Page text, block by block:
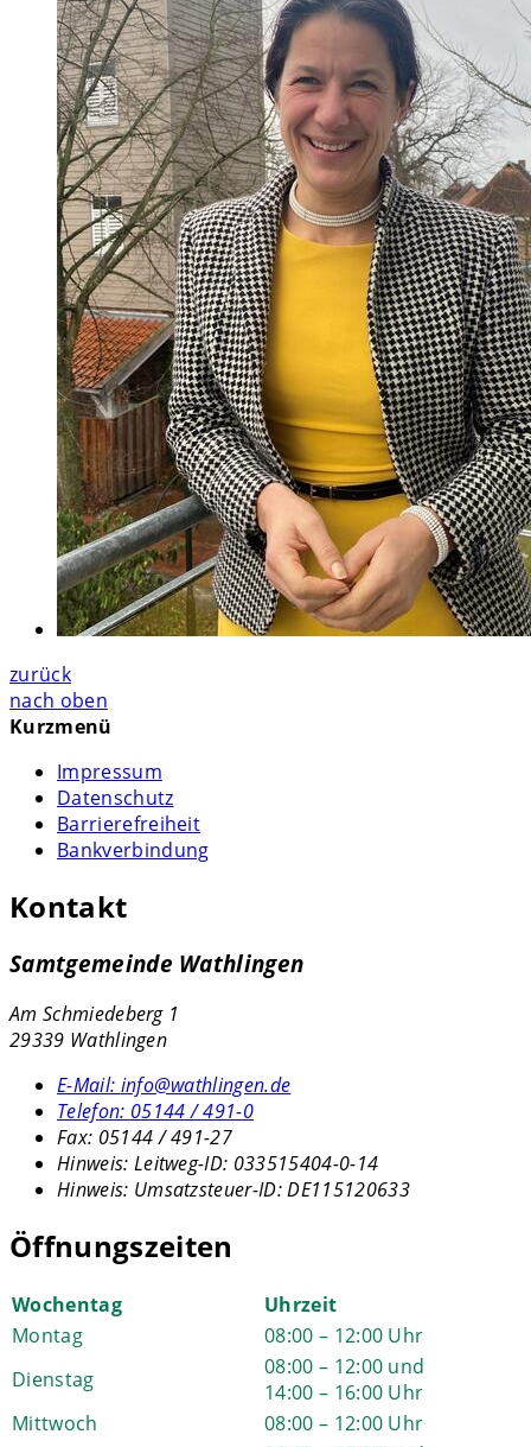
zurück
nach oben
Kurzmenü
Impressum
Datenschutz
Barrierefreiheit
Bankverbindung
Kontakt
Samtgemeinde Wathlingen
Am Schmiedeberg 1
29339 Wathlingen
E-Mail: info@wathlingen.de
Telefon: 05144 / 491-0
Fax: 05144 / 491-27
Hinweis: Leitweg-ID: 033515404-0-14
Hinweis: Umsatzsteuer-ID: DE115120633
Öffnungszeiten
Wochentag
Uhrzeit
Montag
08:00 – 12:00 Uhr
Dienstag
08:00 – 12:00 und
14:00 – 16:00 Uhr
Mittwoch
08:00 – 12:00 Uhr